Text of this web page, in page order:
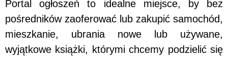
Portal ogłoszeń to idealne miejsce, by bez
pośredników zaoferować lub zakupić samochód,
mieszkanie, ubrania nowe lub używane,
wyjątkowe książki, którymi chcemy podzielić się